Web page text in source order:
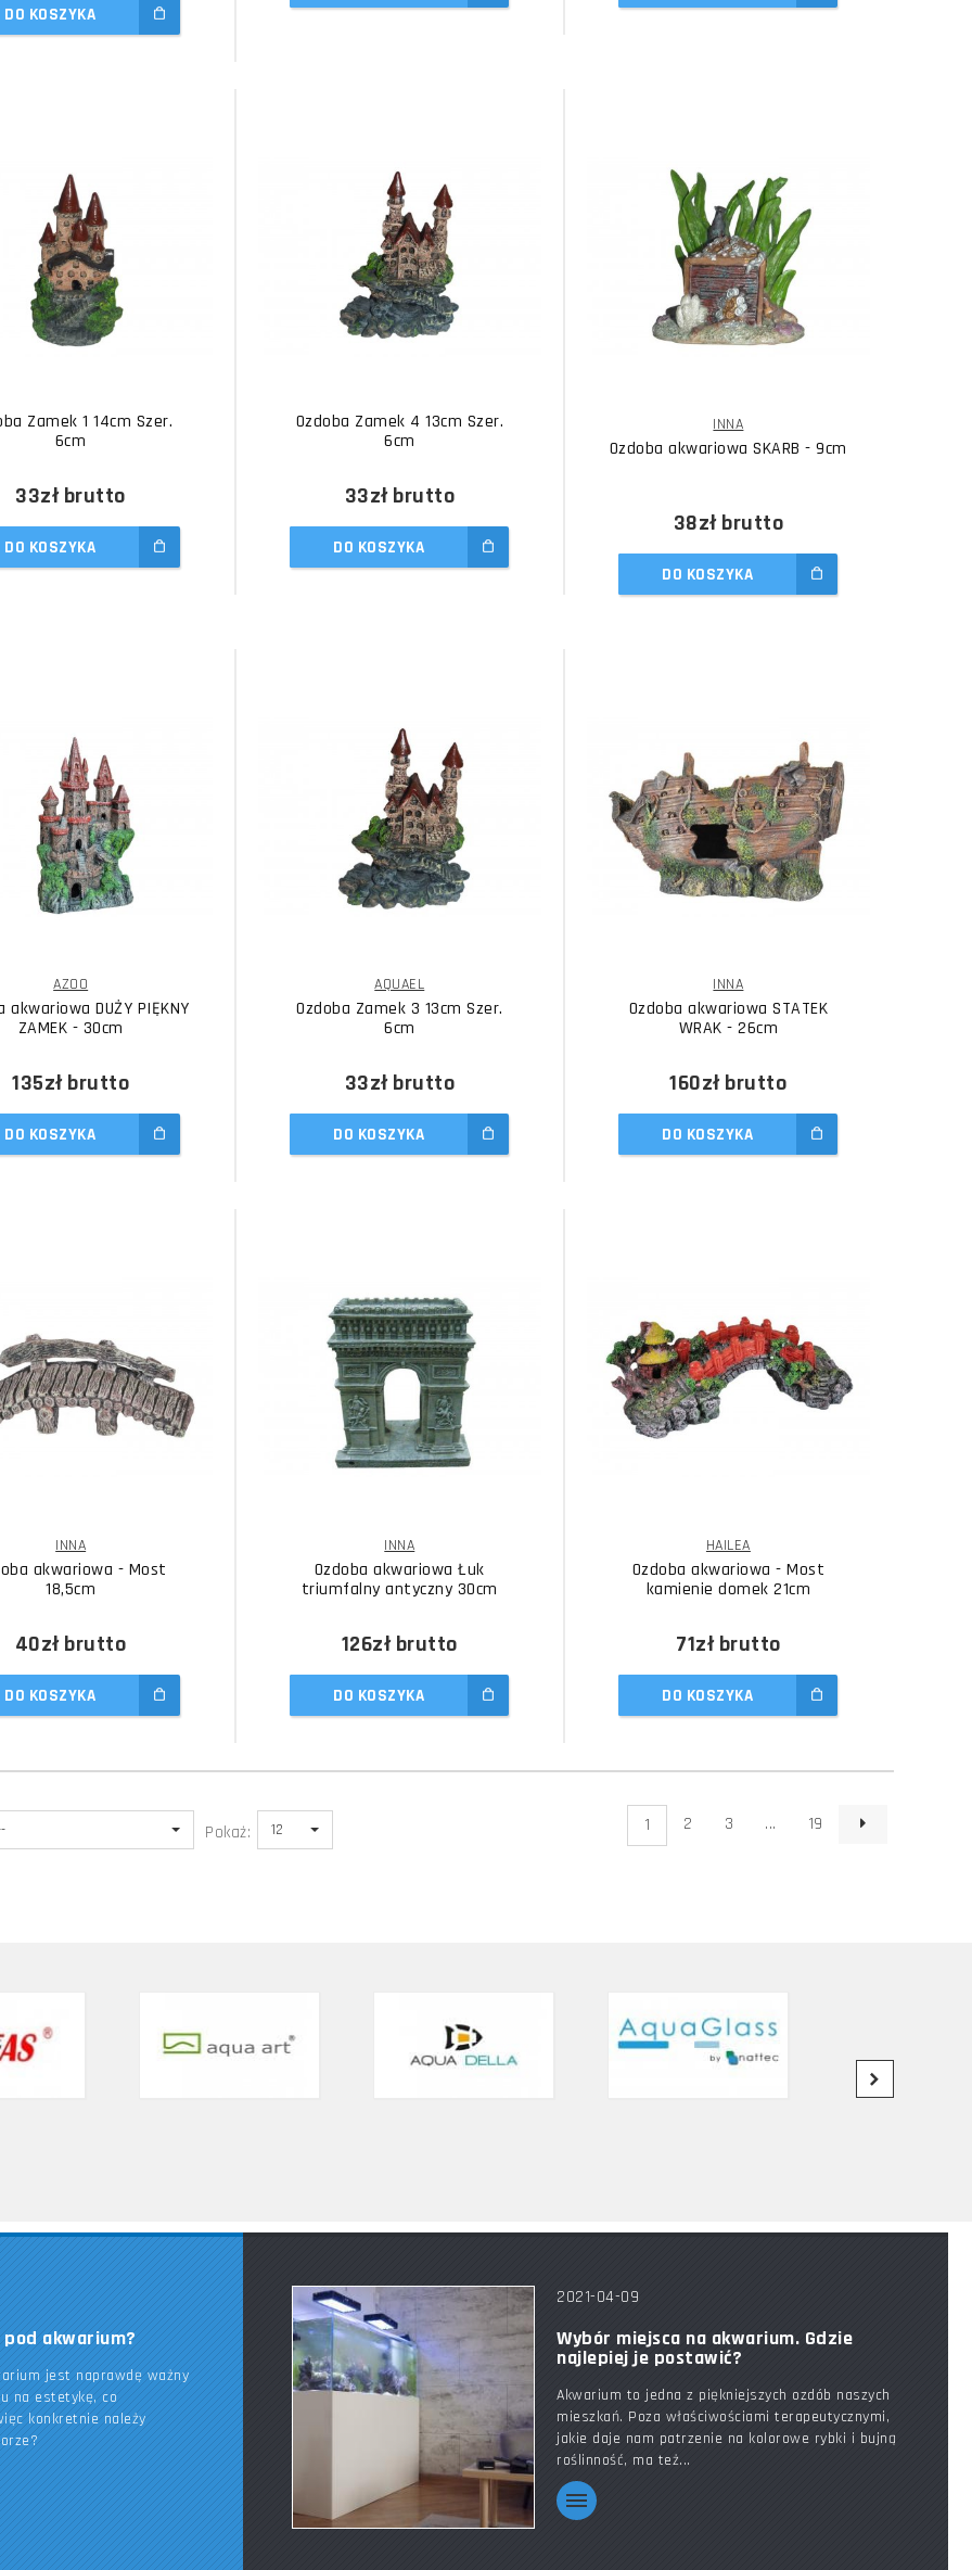
DO KOSZYKA
Zamek 1 14cm Szer.
6cm
33złbrutto
DO KOSZYKA
Ozdoba Zamek 4 13cm Szer.
6cm
33złbrutto
DO KOSZYKA
INNA
Ozdoba akwariowa SKARB - 9cm
38złbrutto
DO KOSZYKA
AZOO
akwariowa DUŻY PIĘKNY
ZAMEK - 30cm
135złbrutto
DO KOSZYKA
AQUAEL
Ozdoba Zamek 3 13cm Szer.
6cm
33złbrutto
DO KOSZYKA
INNA
Ozdoba akwariowa STATEK
WRAK - 26cm
160złbrutto
DO KOSZYKA
INNA
akwariowa - Most
18,5cm
40złbrutto
DO KOSZYKA
INNA
Ozdoba akwariowa Łuk
triumfalny antyczny 30cm
126złbrutto
DO KOSZYKA
HAILEA
Ozdoba akwariowa - Most
kamienie domek 21cm
71złbrutto
DO KOSZYKA
Pokaż: 12 1 2 3 ... 19
akwarium?
jest naprawdę ważny
na estetykę, co
konkretnie należy
2021-04-09
Wybór miejsca na akwarium. Gdzie
najlepiej je postawić?
Akwarium to jedna z piękniejszych ozdób naszych
mieszkań. Poza właściwościami terapeutycznymi,
jakie daje nam patrzenie na kolorowe rybki i bujną
roślinność, ma też...